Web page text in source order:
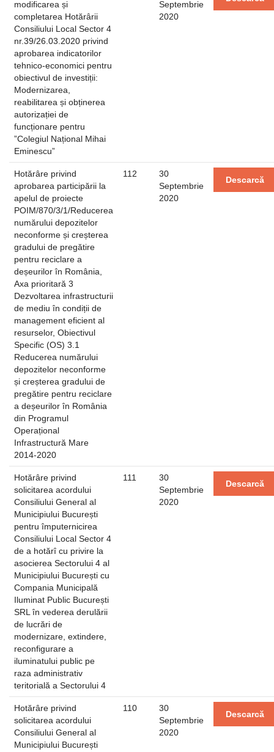
modificarea și
completarea Hotărârii
Consiliului Local Sector 4
nr.39/26.03.2020 privind
aprobarea indicatorilor
tehnico-economici pentru
obiectivul de investiții:
Modernizarea,
reabilitarea și obținerea
autorizației de
funcționare pentru
”Colegiul Național Mihai
Eminescu”
Septembrie
2020
Hotărâre privind
aprobarea participării la
apelul de proiecte
POIM/870/3/1/Reducerea
numărului depozitelor
neconforme și creșterea
gradului de pregătire
pentru reciclare a
deșeurilor în România,
Axa prioritară 3
Dezvoltarea infrastructurii
de mediu în condiții de
management eficient al
resurselor, Obiectivul
Specific (OS) 3.1
Reducerea numărului
depozitelor neconforme
și creșterea gradului de
pregătire pentru reciclare
a deșeurilor în România
din Programul
Operațional
Infrastructură Mare
2014-2020
112
30
Septembrie
2020
Descarcă
Hotărâre privind
solicitarea acordului
Consiliului General al
Municipiului București
pentru împuternicirea
Consiliului Local Sector 4
de a hotărî cu privire la
asocierea Sectorului 4 al
Municipiului București cu
Compania Municipală
Iluminat Public București
SRL în vederea derulării
de lucrări de
modernizare, extindere,
reconfigurare a
iluminatului public pe
raza administrativ
teritorială a Sectorului 4
111
30
Septembrie
2020
Descarcă
Hotărâre privind
solicitarea acordului
Consiliului General al
Municipiului București
110
30
Septembrie
2020
Descarcă